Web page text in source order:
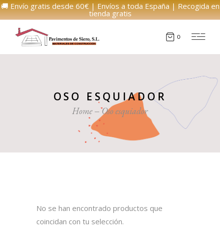
🚚 Envío gratis desde 60€ | Envíos a toda España | Recogida en
tienda gratis
0
OSO ESQUIADOR
Home Oso esquiador
No se han encontrado productos que
coincidan con tu selección.